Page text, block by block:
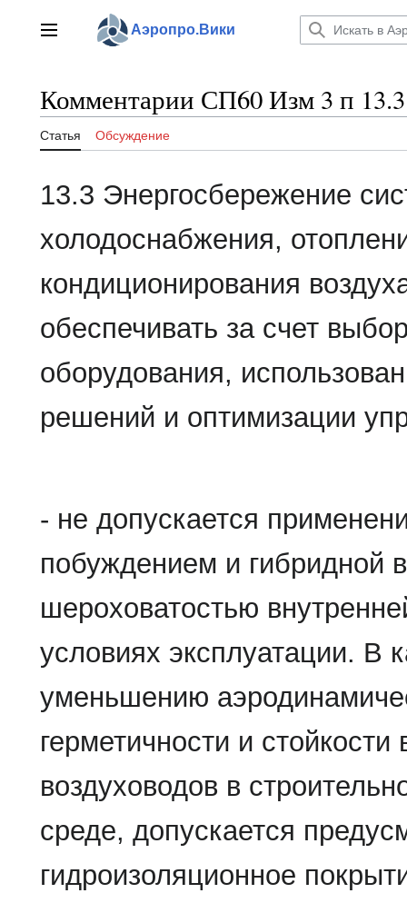
содержаниюГлавное менюАэропро.Вики
Комментарии СП60 Изм 3 п 13.3
Статья Обсуждение
13.3 Энергосбережение
холодоснабжения,
кондиционирования
обеспечивать за счет
оборудования,
решений и оптимизации
- не допускается
побуждением и гибридной
шероховатостью
условиях эксплуатации. В
уменьшению
герметичности и
воздуховодов в
среде, допускается
гидроизоляционное